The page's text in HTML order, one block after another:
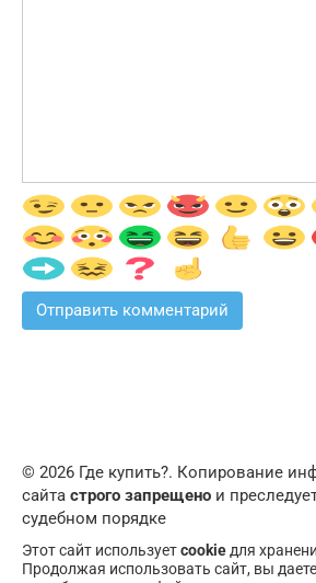
© 2026 Где купить?. Копирование
сайта строго запрещено и
судебном порядке
Этот сайт используетcookie для
Продолжая использовать сайт, вы